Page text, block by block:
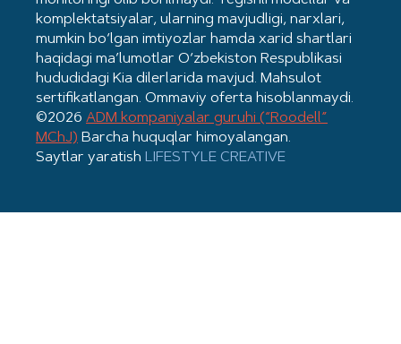
komplektatsiyalar, ularning mavjudligi, narxlari,
mumkin bo‘lgan imtiyozlar hamda xarid shartlari
haqidagi ma’lumotlar O‘zbekiston Respublikasi
hududidagi Kia dilerlarida mavjud. Mahsulot
sertifikatlangan. Ommaviy oferta hisoblanmaydi.
©2026 ADM kompaniyalar guruhi (“Roodell”
MChJ) Barcha huquqlar himoyalangan.
Saytlar yaratish LIFESTYLE CREATIVE